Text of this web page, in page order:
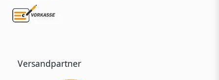
Versandpartner